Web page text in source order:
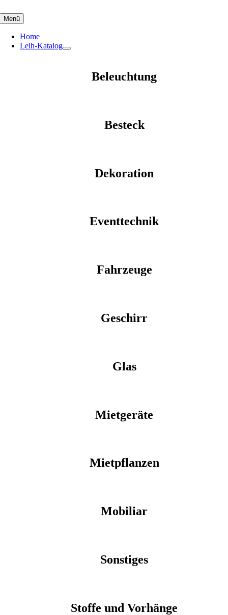
to
content
Menü
Home
Leih-Katalog
Beleuchtung
Besteck
Dekoration
Eventtechnik
Fahrzeuge
Geschirr
Glas
Mietgeräte
Mietpflanzen
Mobiliar
Sonstiges
Stoffe und Vorhänge